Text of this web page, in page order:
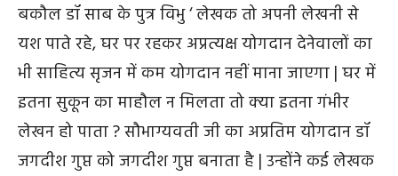
बकौल डॉ साब के पुत्र विभु ‘ लेखक तो अपनी लेखनी से
यश पाते रहे, घर पर रहकर अप्रत्यक्ष योगदान देनेवालों का
भी साहित्य सृजन में कम योगदान नहीं माना जाएगा | घर में
इतना सुकून का माहौल न मिलता तो क्या इतना गंभीर
लेखन हो पाता ? सौभाग्यवती जी का अप्रतिम योगदान डॉ
जगदीश गुप्त को जगदीश गुप्त बनाता है | उन्होंने कई लेखक